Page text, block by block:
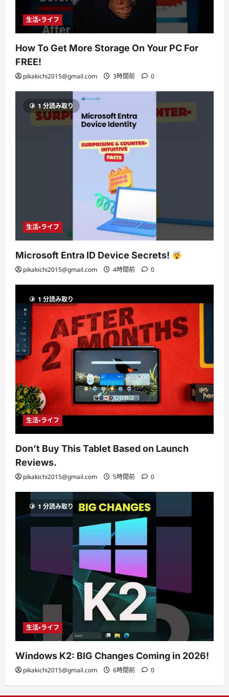
生活・ライフ
How To Get More Storage On Your PC For
FREE!
pikakichi2015@gmail.com 3時間前 0
1 分読み取り
生活・ライフ
Microsoft Entra ID Device Secrets!
pikakichi2015@gmail.com 4時間前 0
1 分読み取り
生活・ライフ
Don’t Buy This Tablet Based on Launch
Reviews.
pikakichi2015@gmail.com 5時間前 0
1 分読み取り
生活・ライフ
Windows K2: BIG Changes Coming in 2026!
pikakichi2015@gmail.com 6時間前 0